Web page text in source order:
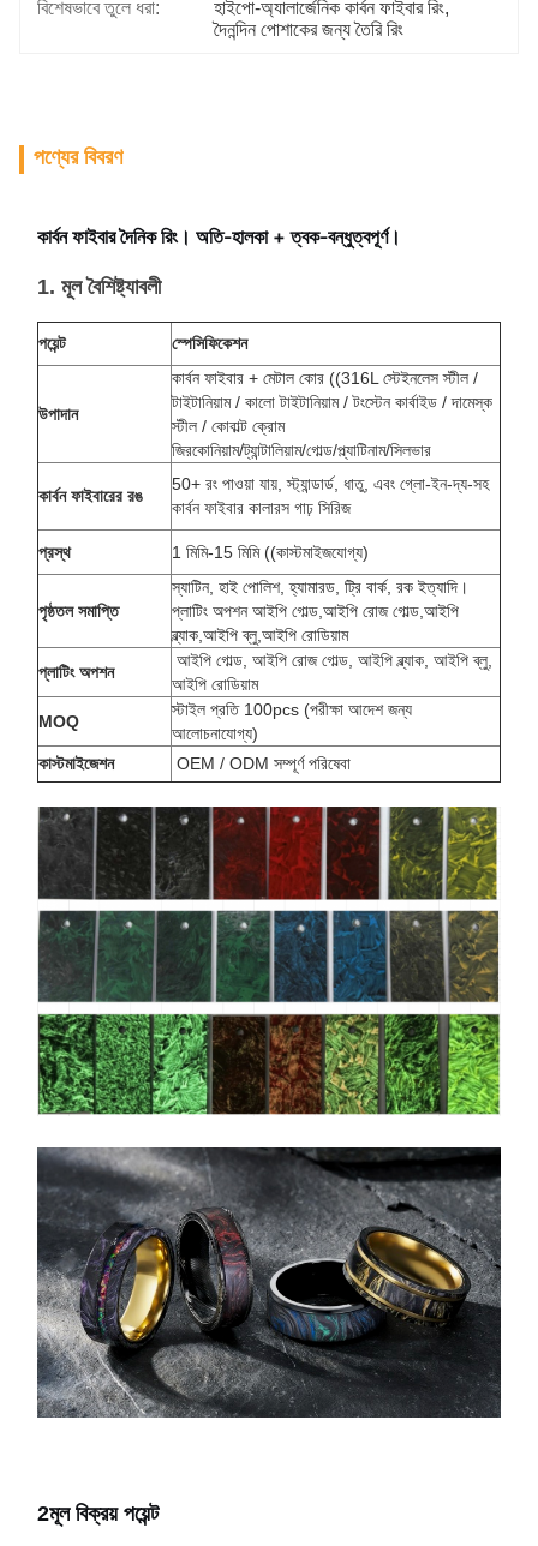
বিশেষভাবে তুলে ধরা:
হাইপো-অ্যালার্জেনিক কার্বন ফাইবার রিং,
দৈনন্দিন পোশাকের জন্য তৈরি রিং
পণ্যের বিবরণ
কার্বন ফাইবার দৈনিক রিং। অতি-হালকা + ত্বক-বন্ধুত্বপূর্ণ।
1. মূল বৈশিষ্ট্যাবলী
পয়েন্ট স্পেসিফিকেশন
উপাদান
কার্বন ফাইবার + মেটাল কোর ((316L স্টেইনলেস স্টীল /
টাইটানিয়াম / কালো টাইটানিয়াম / টংস্টেন কার্বাইড / দামেস্ক
স্টীল / কোবাল্ট ক্রোম
জিরকোনিয়াম/ট্যান্টালিয়াম/গোল্ড/প্ল্যাটিনাম/সিলভার
কার্বন ফাইবারের রঙ
50+ রং পাওয়া যায়, স্ট্যান্ডার্ড, ধাতু, এবং গ্লো-ইন-দ্য-সহ
কার্বন ফাইবার কালারস গাঢ় সিরিজ
প্রস্থ 1 মিমি-15 মিমি ((কাস্টমাইজযোগ্য)
পৃষ্ঠতল সমাপ্তি
স্যাটিন, হাই পোলিশ, হ্যামারড, ট্রি বার্ক, রক ইত্যাদি।
প্লাটিং অপশন আইপি গোল্ড,আইপি রোজ গোল্ড,আইপি
ব্ল্যাক,আইপি ব্লু,আইপি রোডিয়াম
প্লাটিং অপশন
আইপি গোল্ড, আইপি রোজ গোল্ড, আইপি ব্ল্যাক, আইপি ব্লু,
আইপি রোডিয়াম
MOQ
স্টাইল প্রতি 100pcs (পরীক্ষা আদেশ জন্য
আলোচনাযোগ্য)
কাস্টমাইজেশন
OEM / ODM সম্পূর্ণ পরিষেবা
2মূল বিক্রয় পয়েন্ট